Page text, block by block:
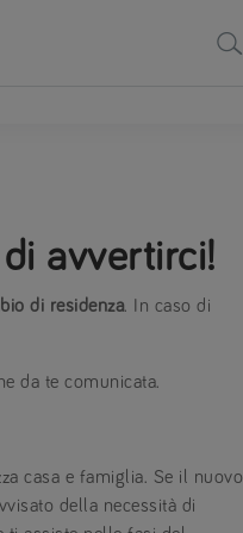
avvertirci!
di residenza. In caso di
da te comunicata.
casa e famiglia. Se il nuovo
della necessità di